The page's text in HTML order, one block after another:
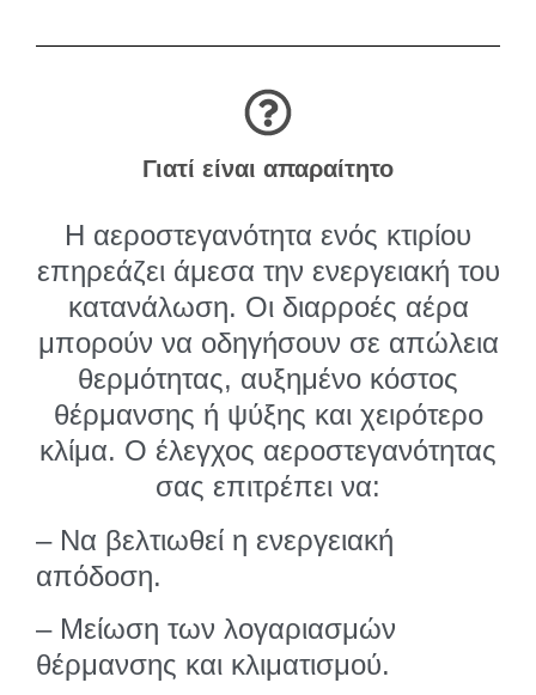
Γιατί είναι απαραίτητο
Η αεροστεγανότητα ενός κτιρίου
επηρεάζει άμεσα την ενεργειακή του
κατανάλωση. Οι διαρροές αέρα
μπορούν να οδηγήσουν σε απώλεια
θερμότητας, αυξημένο κόστος
θέρμανσης ή ψύξης και χειρότερο
κλίμα. Ο έλεγχος αεροστεγανότητας
σας επιτρέπει να:
– Να βελτιωθεί η ενεργειακή
απόδοση.
– Μείωση των λογαριασμών
θέρμανσης και κλιματισμού.